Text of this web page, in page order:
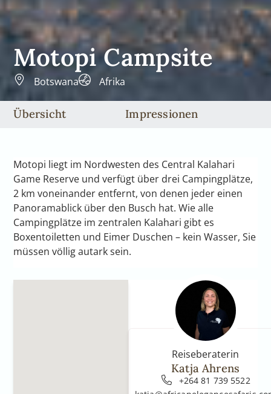
Motopi Campsite
Botswana Afrika
Übersicht Impressionen
Motopi liegt im Nordwesten des Central Kalahari
Game Reserve und verfügt über drei Campingplätze,
2 km voneinander entfernt, von denen jeder einen
Panoramablick über den Busch hat. Wie alle
Campingplätze im zentralen Kalahari gibt es
Boxentoiletten und Eimer Duschen – kein Wasser, Sie
müssen völlig autark sein.
Reiseberaterin
Katja Ahrens
+264 81 739 5522